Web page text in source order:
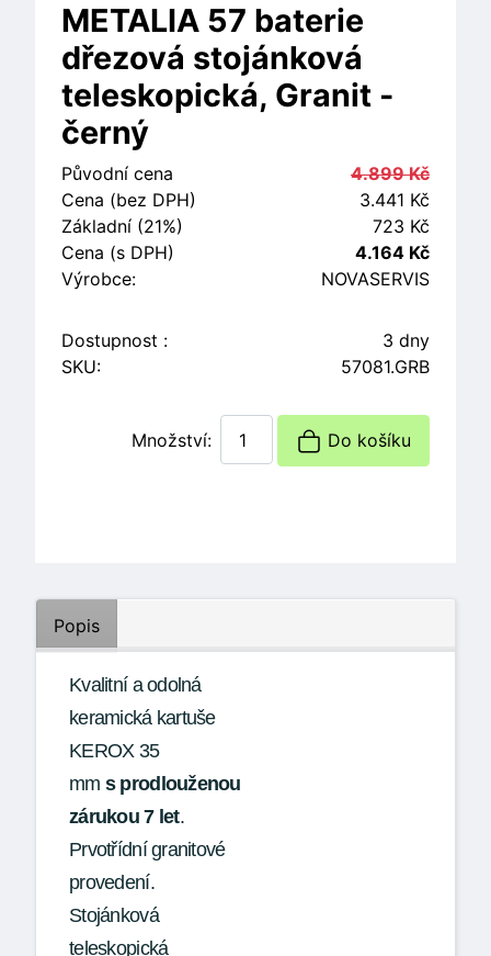
METALIA 57 baterie
dřezová stojánková
teleskopická, Granit -
černý
Původní cena
4.899 Kč
Cena (bez DPH)
3.441 Kč
Základní (21%)
723 Kč
Cena (s DPH)
4.164 Kč
Výrobce:
NOVASERVIS
Dostupnost :
3 dny
SKU:
57081.GRB
Množství: Do košíku
Popis
Kvalitní a odolná
keramická kartuše
KEROX 35
mm s prodlouženou
zárukou 7 let.
Prvotřídní granitové
provedení.
Stojánková
teleskopická